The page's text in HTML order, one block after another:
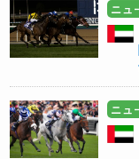
ニュ
ニュ